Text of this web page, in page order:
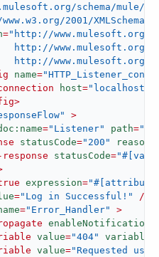
schema/mule/
2001/XMLSchema-
="http://www.mulesoft.org/
http://www.mulesoft.org/
http://www.mulesoft.org/
name=
host="localhost"
>
>
="Listener" path="/
statusCode="200"
statusCode=
expression=
="Log in Successful!"
/>
="Error_Handler"
>
enableNotifications
value="404"
value="Requested